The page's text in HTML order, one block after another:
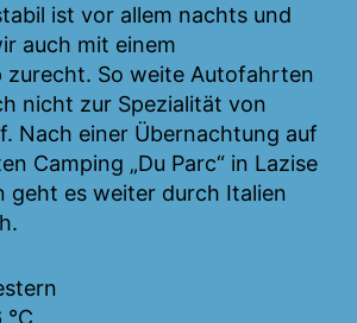
ist vor allem nachts und
auch mit einem
zurecht. So weite Autofahrten
nicht zur Spezialität von
Nach einer Übernachtung auf
Camping „Du Parc“ in Lazise
geht es weiter durch Italien